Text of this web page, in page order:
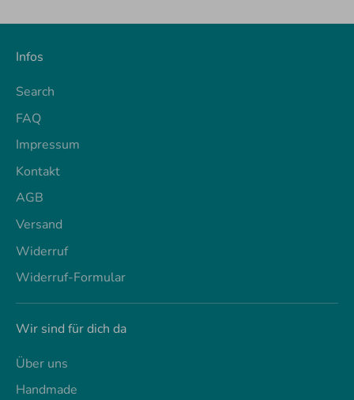
Infos
Search
FAQ
Impressum
Kontakt
AGB
Versand
Widerruf
Widerruf-Formular
Wir sind für dich da
Über uns
Handmade